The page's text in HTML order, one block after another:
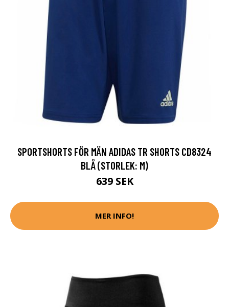
SPORTSHORTS FÖR MÄN ADIDAS TR SHORTS CD8324
BLÅ (STORLEK: M)
639 SEK
MER INFO!